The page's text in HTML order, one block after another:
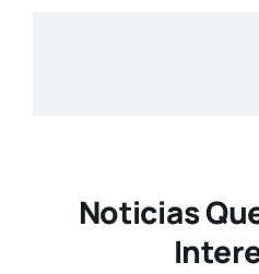
Noticias